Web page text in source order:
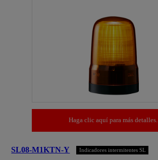
Haga clic aquí para más detalles.
SL08-M1KTN-Y Indicadores intermitentes SL